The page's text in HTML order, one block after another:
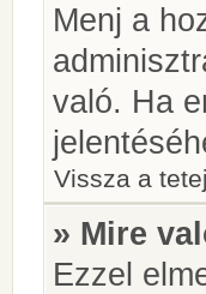
Menj a
való. Ha
Vissza a
» Mire
Ezzel